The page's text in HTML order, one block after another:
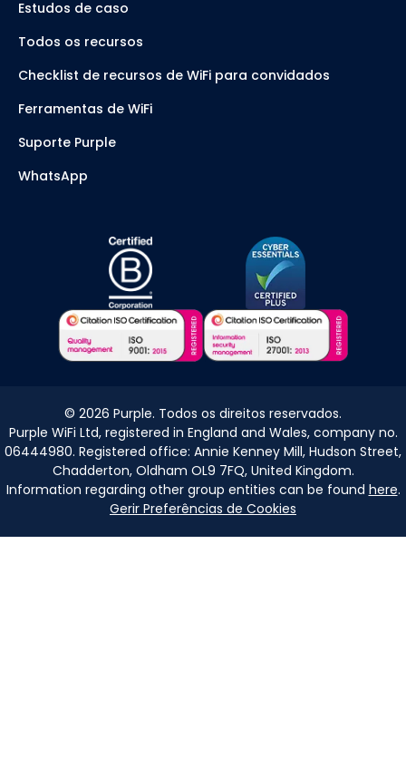
Estudos de caso
Todos os recursos
Checklist de recursos de WiFi para convidados
Ferramentas de WiFi
Suporte Purple
WhatsApp
© 2026 Purple. Todos os direitos reservados.
Purple WiFi Ltd, registered in England and Wales, company no.
06444980. Registered office: Annie Kenney Mill, Hudson Street,
Chadderton, Oldham OL9 7FQ, United Kingdom.
Information regarding other group entities can be found here.
Gerir Preferências de Cookies